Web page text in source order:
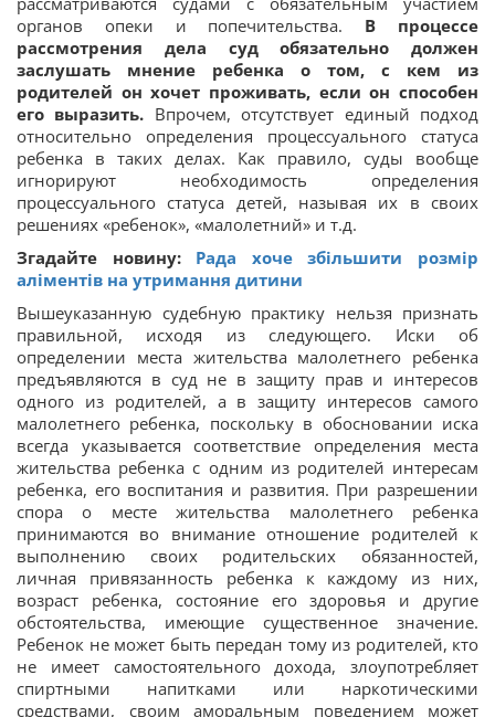
органов опеки и попечительства. В процессе
рассмотрения дела суд обязательно должен
заслушать мнение ребенка о том, с кем из
родителей он хочет проживать, если он способен
его выразить. Впрочем, отсутствует единый подход
относительно определения процессуального статуса
ребенка в таких делах. Как правило, суды вообще
игнорируют необходимость определения
процессуального статуса детей, называя их в своих
решениях «ребенок», «малолетний» и т.д.
Згадайте новину: Рада хоче збільшити розмір
аліментів на утримання дитини
Вышеуказанную судебную практику нельзя признать
правильной, исходя из следующего. Иски об
определении места жительства малолетнего ребенка
предъявляются в суд не в защиту прав и интересов
одного из родителей, а в защиту интересов самого
малолетнего ребенка, поскольку в обосновании иска
всегда указывается соответствие определения места
жительства ребенка с одним из родителей интересам
ребенка, его воспитания и развития. При разрешении
спора о месте жительства малолетнего ребенка
принимаются во внимание отношение родителей к
выполнению своих родительских обязанностей,
личная привязанность ребенка к каждому из них,
возраст ребенка, состояние его здоровья и другие
обстоятельства, имеющие существенное значение.
Ребенок не может быть передан тому из родителей, кто
не имеет самостоятельного дохода, злоупотребляет
спиртными напитками или наркотическими
средствами, своим аморальным поведением может